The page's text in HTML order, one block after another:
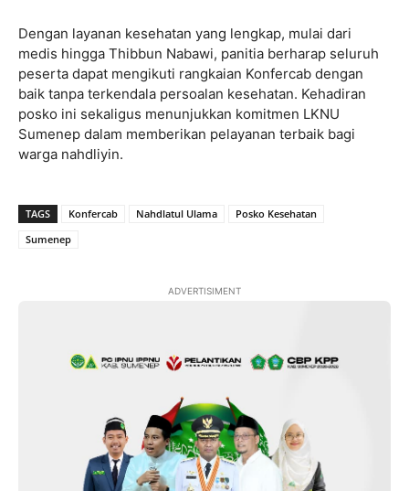
Dengan layanan kesehatan yang lengkap, mulai dari
medis hingga Thibbun Nabawi, panitia berharap seluruh
peserta dapat mengikuti rangkaian Konfercab dengan
baik tanpa terkendala persoalan kesehatan. Kehadiran
posko ini sekaligus menunjukkan komitmen LKNU
Sumenep dalam memberikan pelayanan terbaik bagi
warga nahdliyin.
TAGS Konfercab Nahdlatul Ulama
Posko Kesehatan
Sumenep
ADVERTISIMENT